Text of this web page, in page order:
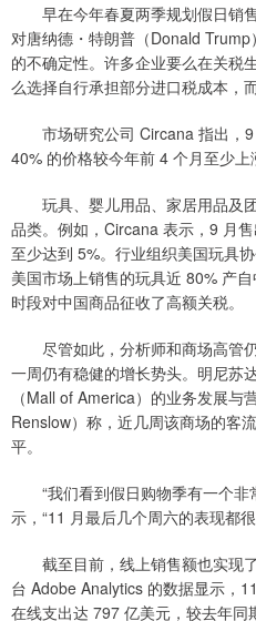
早在今年春夏两季规划假日销
对唐纳德・特朗普（Donald
的不确定性。许多企业要么在关税
么选择自行承担部分进口税成本，
市场研究公司 Circana 指出，9
40% 的价格较今年前 4 个月至少上
玩具、婴儿用品、家居用品及
品类。例如，Circana 表示，9 月
至少达到 5%。行业组织美国玩具
美国市场上销售的玩具近 80% 产
时段对中国商品征收了高额关税。
尽管如此，分析师和商场高管仍
一周仍有稳健的增长势头。明尼苏
（Mall of America）的业务发展与
Renslow）称，近几周该商场的客
平。
“我们看到假日购物季有一个非
示，“11 月最后几个周六的表现都
截至目前，线上销售额也实现
台 Adobe Analytics 的数据显示，
在线支出达 797 亿美元，较去年